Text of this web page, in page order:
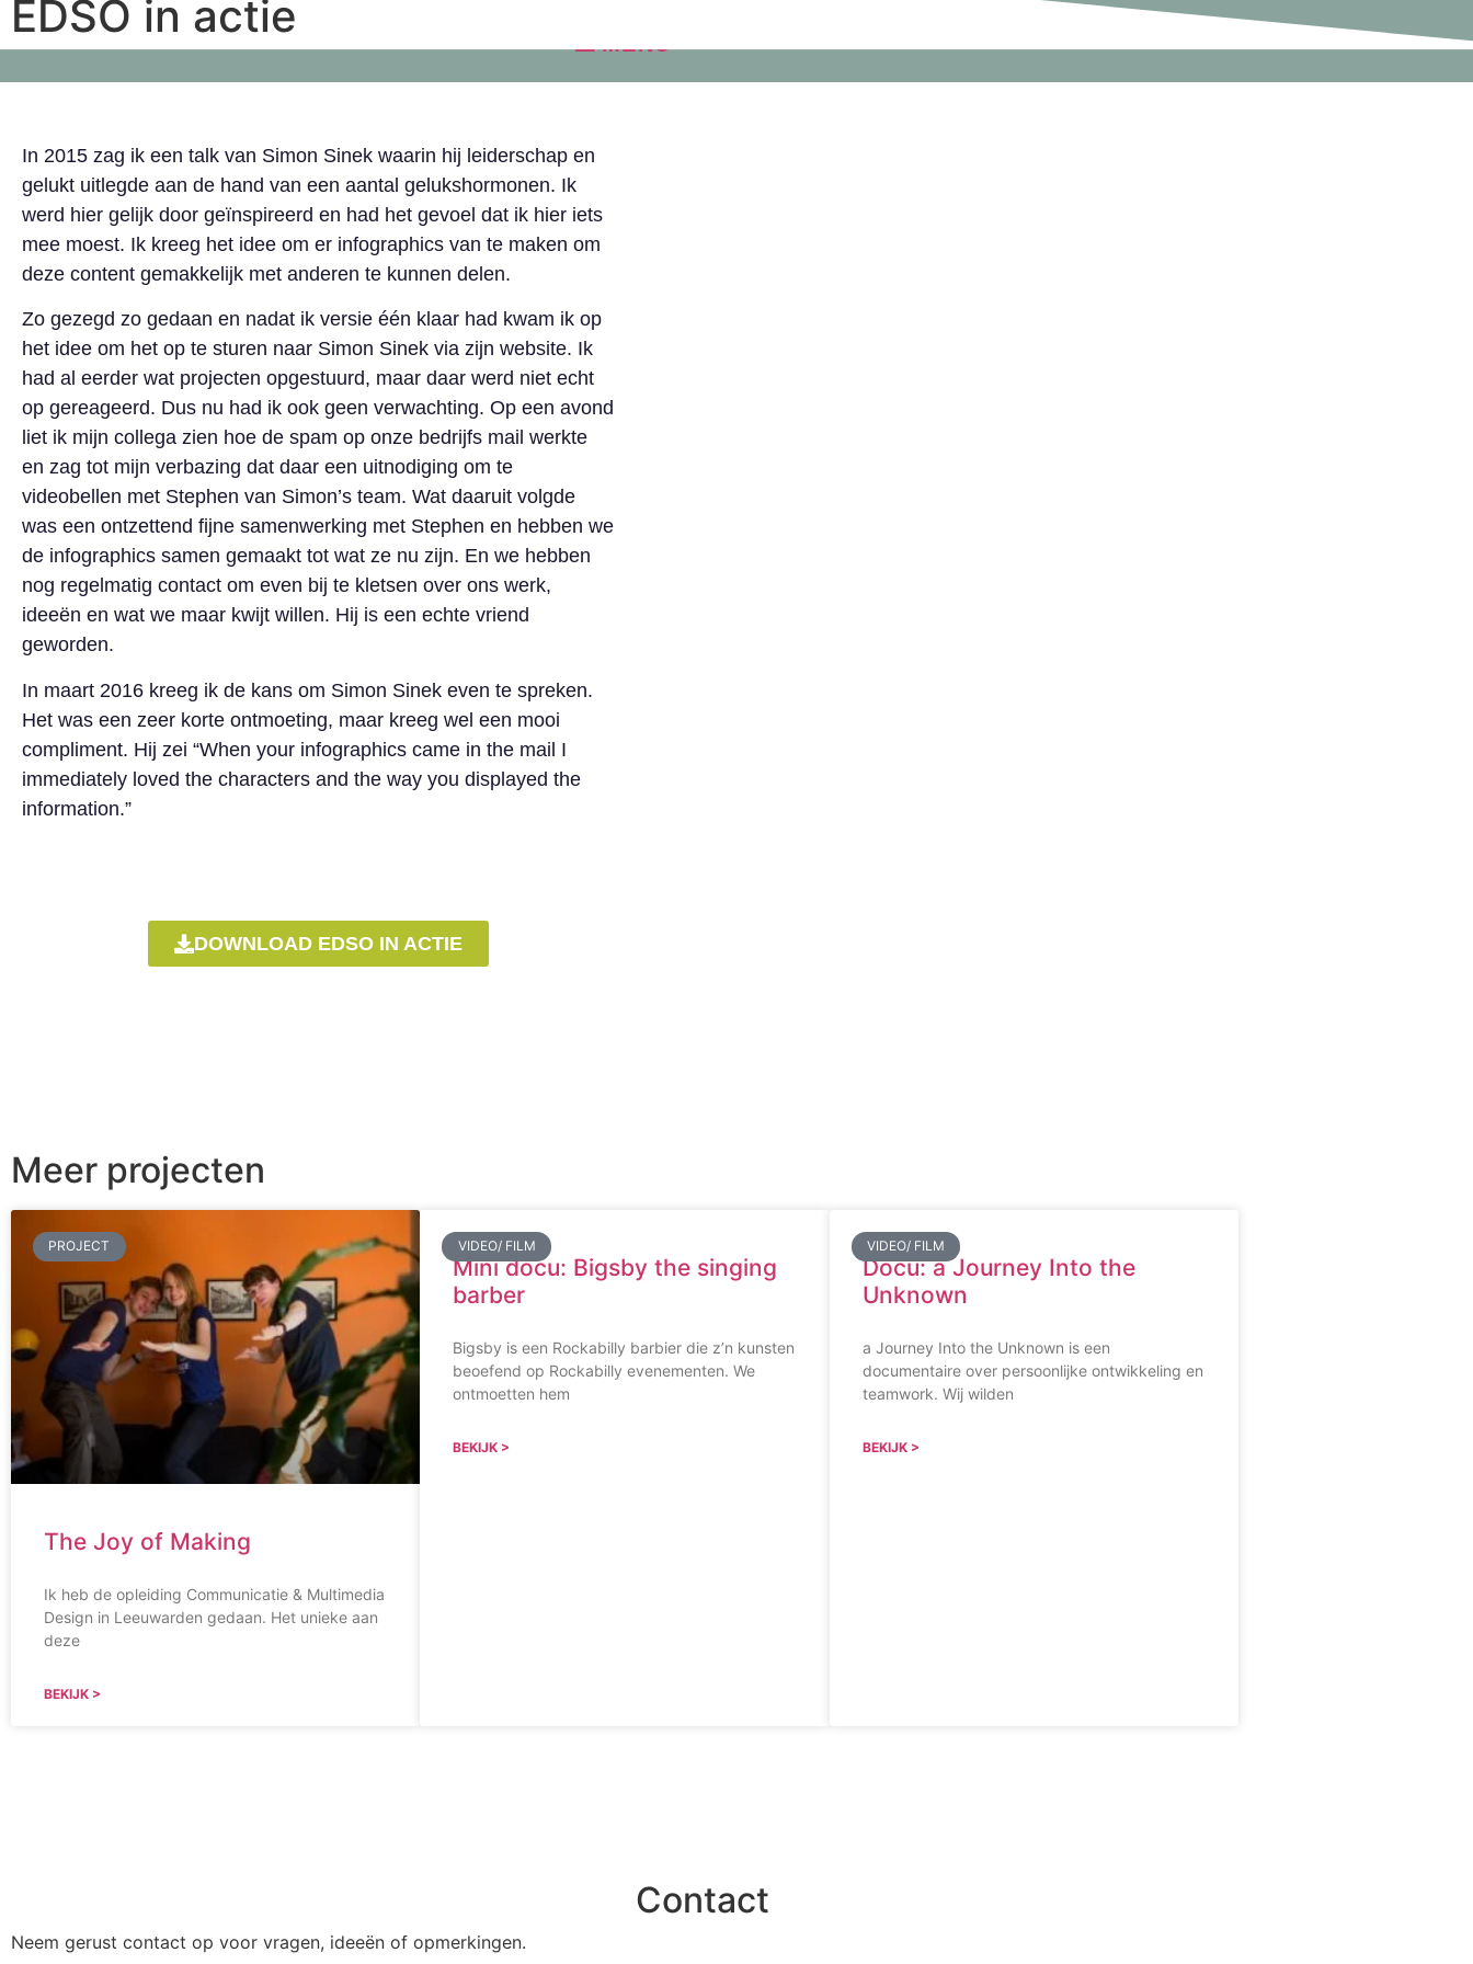
MENU
EDSO in actie
In 2015 zag ik een talk van Simon Sinek waarin hij leiderschap en
gelukt uitlegde aan de hand van een aantal gelukshormonen. Ik
werd hier gelijk door geïnspireerd en had het gevoel dat ik hier iets
mee moest. Ik kreeg het idee om er infographics van te maken om
deze content gemakkelijk met anderen te kunnen delen.
Zo gezegd zo gedaan en nadat ik versie één klaar had kwam ik op
het idee om het op te sturen naar Simon Sinek via zijn website. Ik
had al eerder wat projecten opgestuurd, maar daar werd niet echt
op gereageerd. Dus nu had ik ook geen verwachting. Op een avond
liet ik mijn collega zien hoe de spam op onze bedrijfs mail werkte
en zag tot mijn verbazing dat daar een uitnodiging om te
videobellen met Stephen van Simon’s team. Wat daaruit volgde
was een ontzettend fijne samenwerking met Stephen en hebben we
de infographics samen gemaakt tot wat ze nu zijn. En we hebben
nog regelmatig contact om even bij te kletsen over ons werk,
ideeën en wat we maar kwijt willen. Hij is een echte vriend
geworden.
In maart 2016 kreeg ik de kans om Simon Sinek even te spreken.
Het was een zeer korte ontmoeting, maar kreeg wel een mooi
compliment. Hij zei “When your infographics came in the mail I
immediately loved the characters and the way you displayed the
information.”
DOWNLOAD EDSO IN ACTIE
Meer projecten
PROJECT
The Joy of Making
Ik heb de opleiding Communicatie & Multimedia
Design in Leeuwarden gedaan. Het unieke aan
deze
BEKIJK >
VIDEO/ FILM
Mini docu: Bigsby the singing
barber
Bigsby is een Rockabilly barbier die z’n kunsten
beoefend op Rockabilly evenementen. We
ontmoetten hem
BEKIJK >
VIDEO/ FILM
Docu: a Journey Into the
Unknown
a Journey Into the Unknown is een
documentaire over persoonlijke ontwikkeling en
teamwork. Wij wilden
BEKIJK >
Contact
Neem gerust contact op voor vragen, ideeën of opmerkingen.